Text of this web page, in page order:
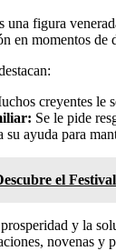
una figura
en momentos de
creyentes le
Se le pide
su ayuda para
el
y la
novenas y